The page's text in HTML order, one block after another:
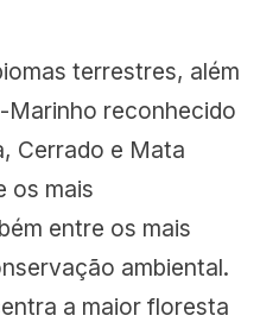
terrestres, além
Marinho reconhecido
Cerrado e Mata
os mais
entre os mais
ambiental.
a maior floresta